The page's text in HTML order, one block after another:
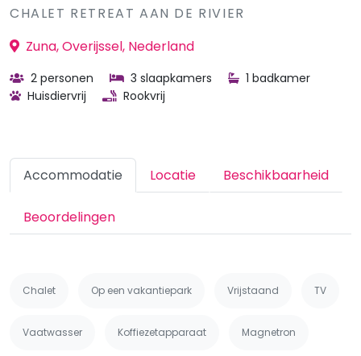
CHALET RETREAT AAN DE RIVIER
Zuna, Overijssel, Nederland
2 personen 3 slaapkamers
1 badkamer
Huisdiervrij
Rookvrij
Accommodatie Locatie Beschikbaarheid
Beoordelingen
Chalet Op een vakantiepark Vrijstaand TV
Vaatwasser Koffiezetapparaat Magnetron